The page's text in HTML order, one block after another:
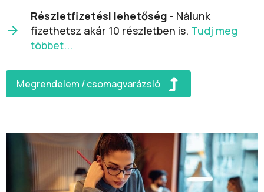
Részletfizetési lehetőség - Nálunk
fizethetsz akár 10 részletben is. Tudj meg
többet...
Megrendelem / csomagvarázsló